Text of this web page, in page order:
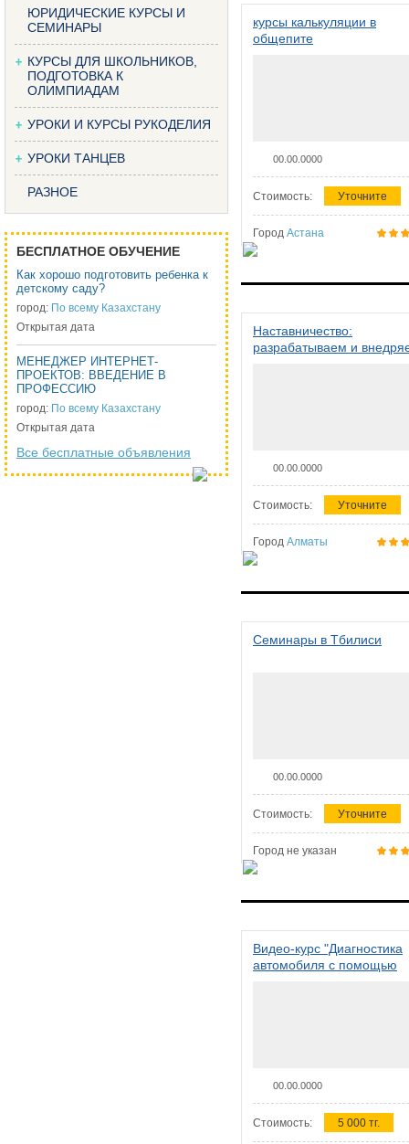
ЮРИДИЧЕСКИЕ КУРСЫ И
СЕМИНАРЫ
КУРСЫ ДЛЯ ШКОЛЬНИКОВ,
ПОДГОТОВКА К
ОЛИМПИАДАМ
УРОКИ И КУРСЫ РУКОДЕЛИЯ
УРОКИ ТАНЦЕВ
РАЗНОЕ
БЕСПЛАТНОЕ ОБУЧЕНИЕ
Как хорошо подготовить ребенка к
детскому саду?
город: По всему Казахстану
Открытая дата
МЕНЕДЖЕР ИНТЕРНЕТ-
ПРОЕКТОВ: ВВЕДЕНИЕ В
ПРОФЕССИЮ
город: По всему Казахстану
Открытая дата
Все бесплатные объявления
курсы калькуляции в
общепите
00.00.0000
Стоимость: Уточните
Город Астана
Наставничество:
разрабатываем и
00.00.0000
Стоимость: Уточните
Город Алматы
Семинары в Тбилиси
00.00.0000
Стоимость: Уточните
Город не указан
Видео-курс "Диагностика
автомобиля с помощью
00.00.0000
Стоимость: 5 000 тг.